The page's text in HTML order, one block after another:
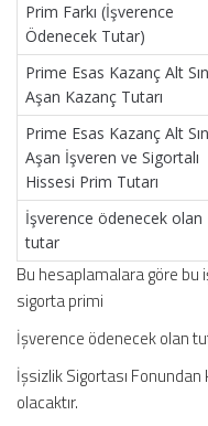
Prim Farkı (İşverence
Ödenecek Tutar)
Prime Esas Kazanç Alt
Aşan Kazanç Tutarı
Prime Esas Kazanç Alt
Aşan İşveren ve Sigortalı
Hissesi Prim Tutarı
İşverence ödenecek olan
tutar
Bu hesaplamalara göre bu
sigorta primi
İşverence ödenecek olan
İşsizlik Sigortası Fonundan
olacaktır.